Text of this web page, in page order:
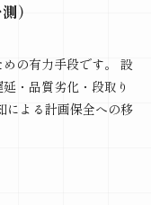
）
の有力手段です。 設
・品質劣化・段取り
による計画保全への移